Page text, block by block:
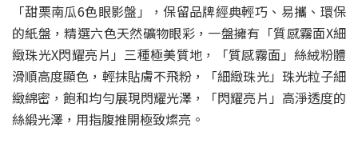
「甜栗南瓜6色眼影盤」，保留品牌經典輕巧、易攜、環保
的紙盤，精選六色天然礦物眼彩，一盤擁有「質感霧面X細
緻珠光X閃耀亮片」三種極美質地，「質感霧面」絲絨粉體
滑順高度顯色，輕抹貼膚不飛粉，「細緻珠光」珠光粒子細
緻綿密，飽和均勻展現閃耀光澤，「閃耀亮片」高淨透度的
絲緞光澤，用指腹推開極致燦亮。